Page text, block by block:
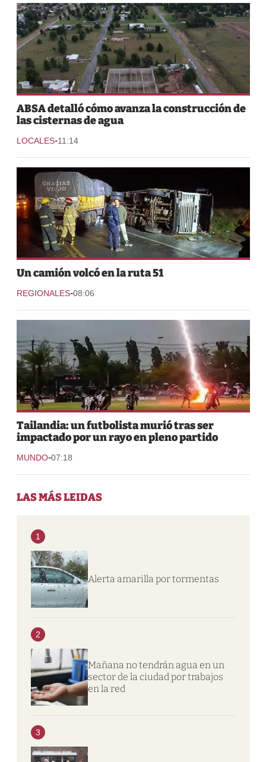
ABSA detalló cómo avanza la construcción de
las cisternas de agua
LOCALES-11:14
Un camión volcó en la ruta 51
REGIONALES-08:06
Tailandia: un futbolista murió tras ser
impactado por un rayo en pleno partido
MUNDO-07:18
LAS MÁS LEIDAS
1
Alerta amarilla por tormentas
2
Mañana no tendrán agua en un
sector de la ciudad por trabajos
en la red
3